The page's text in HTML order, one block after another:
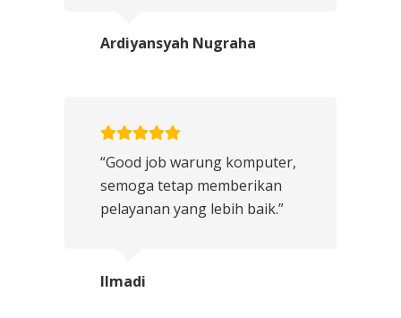
Ardiyansyah Nugraha
“Good job warung komputer,
semoga tetap memberikan
pelayanan yang lebih baik.”
Ilmadi